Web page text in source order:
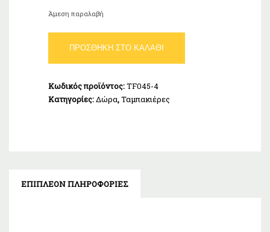
Άμεση παραλαβή
Tσιγαροθήκη
για
και
100αρι
ΠΡΟΣΘΉΚΗ ΣΤΟ ΚΑΛΆΘΙ
Κωδικός προϊόντος:TF045-4
Κατηγορίες:Δώρα,Ταμπακιέρες
ΕΠΙΠΛΈΟΝ ΠΛΗΡΟΦΟΡΊΕΣ